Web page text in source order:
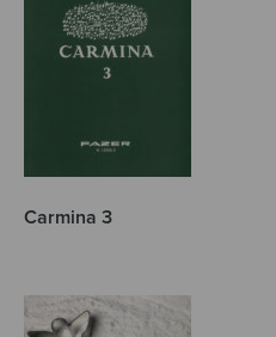
Carmina 3